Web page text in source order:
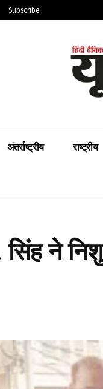
Subscribe
अंतर्राष्ट्रीय राष्ट्रीय
ने